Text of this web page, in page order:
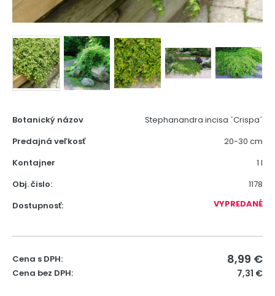
Botanický názov
Stephanandra incisa ´Crispa´
Predajná veľkosť
20-30 cm
Kontajner
1 l
Obj. čislo:
1178
Dostupnosť:
VYPREDANÉ
Cena s DPH: 8,99 €
Cena bez DPH: 7,31 €